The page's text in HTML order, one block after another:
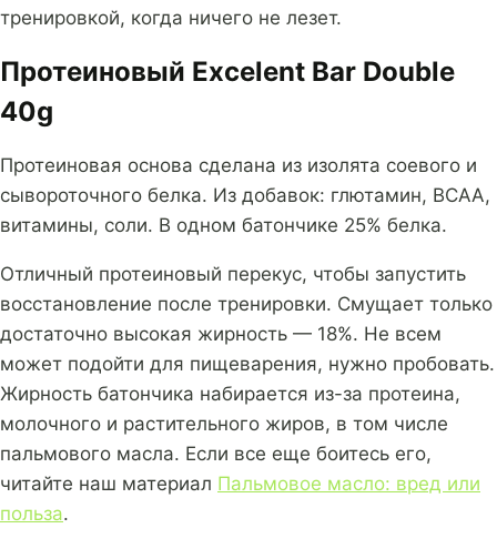
тренировкой, когда ничего не лезет.
Протеиновый Excelent Bar Double
40g
Протеиновая основа сделана из изолята соевого и
сывороточного белка. Из добавок: глютамин, BCAA,
витамины, соли. В одном батончике 25% белка.
Отличный протеиновый перекус, чтобы запустить
восстановление после тренировки. Смущает только
достаточно высокая жирность — 18%. Не всем
может подойти для пищеварения, нужно пробовать.
Жирность батончика набирается из-за протеина,
молочного и растительного жиров, в том числе
пальмового масла. Если все еще боитесь его,
читайте наш материал Пальмовое масло: вред или
польза.